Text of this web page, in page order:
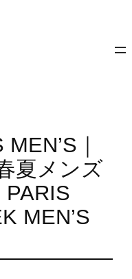
｜
夏メンズ
MEN’S